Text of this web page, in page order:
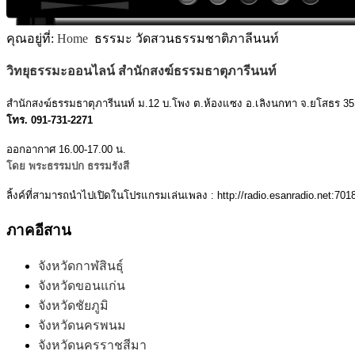
MODULE SBAHJAOUI ACCORDION MENU
คุณอยู่ที่: Home ธรรมะ วัดสวนธรรมชาติภาลีนนท์
วิทยุธรรมะออนไลน์ สำนักสงฆ์ธรรมธาตุภารีนนท์
สำนักสงฆ์ธรรมธาตุภารีนนท์ ม.12 บ.โพง ต.ห้องแซง อ.เลิงนกทา จ.ยโสธร
โทร. 091-731-2271
ออกอากาศ 16.00-17.00 น.
โดย พระธรรมปก ธรรมรังสี
ลิ้งค์ที่สามารถนำไปเปิดในโปรแกรมเล่นเพลง : http://
ภาคอีสาน
จังหวัดกาฬสินธุ์
จังหวัดขอนแก่น
จังหวัดชัยภูมิ
จังหวัดนครพนม
จังหวัดนครราชสีมา